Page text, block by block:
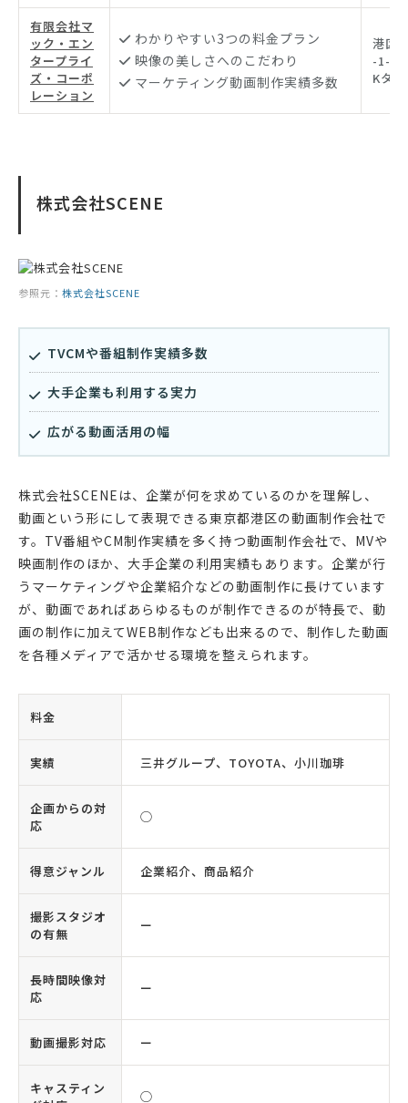
有限会社マ
ック・エン
タープライ
ズ・コーポ
レーション
わかりやすい3つの料金プラン
映像の美しさへのこだわり
マーケティング動画制作実績多数
港区
-1-2
Kタ
株式会社SCENE
参照元： 株式会社SCENE
TVCMや番組制作実績多数
大手企業も利用する実力
広がる動画活用の幅
株式会社SCENEは、企業が何を求めているのかを理解し、
動画という形にして表現できる東京都港区の動画制作会社で
す。TV番組やCM制作実績を多く持つ動画制作会社で、MVや
映画制作のほか、大手企業の利用実績もあります。企業が行
うマーケティングや企業紹介などの動画制作に長けています
が、動画であればあらゆるものが制作できるのが特長で、動
画の制作に加えてWEB制作なども出来るので、制作した動画
を各種メディアで活かせる環境を整えられます。
料金
実績 三井グループ、TOYOTA、小川珈琲
企画からの対
応
◯
得意ジャンル 企業紹介、商品紹介
撮影スタジオ
の有無
ー
長時間映像対
応
ー
動画撮影対応 ー
キャスティン
◯